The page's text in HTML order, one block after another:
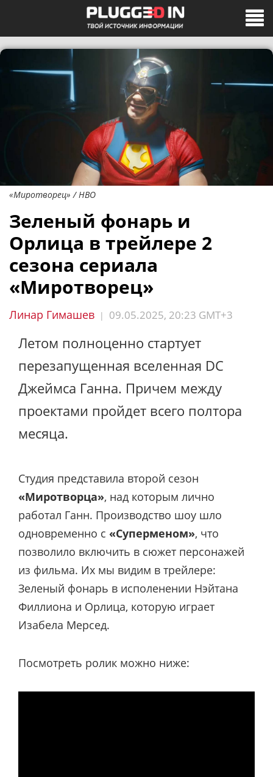
«Миротворец» / HBO
Зеленый фонарь и
Орлица в трейлере 2
сезона сериала
«Миротворец»
Линар Гимашев | 09.05.2025, 20:23 GMT+3
Летом полноценно стартует
перезапущенная вселенная DC
Джеймса Ганна. Причем между
проектами пройдет всего полтора
месяца.
Студия представила второй сезон
«Миротворца», над которым лично
работал Ганн. Производство шоу шло
одновременно с «Суперменом», что
позволило включить в сюжет персонажей
из фильма. Их мы видим в трейлере:
Зеленый фонарь в исполенении Нэйтана
Филлиона и Орлица, которую играет
Изабела Мерсед.
Посмотреть ролик можно ниже: